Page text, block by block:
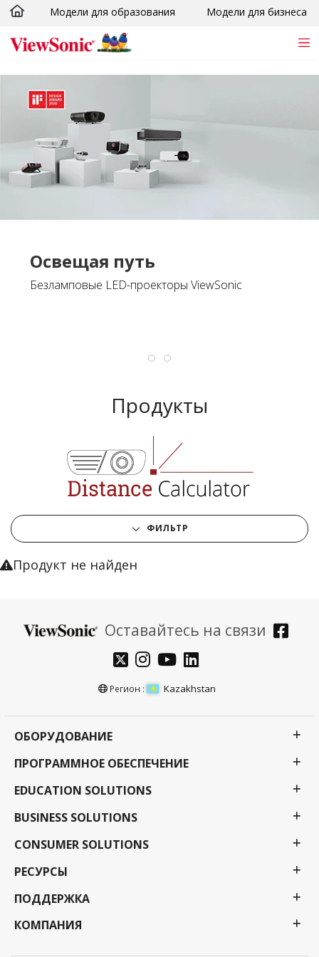
Skip to main content
Модели для образования Модели для бизнеса
Освещая путь
Безламповые LED-проекторы ViewSonic
Продукты
ФИЛЬТР
Продукт не найден
Оставайтесь на связи
Регион : Kazakhstan
ОБОРУДОВАНИЕ
ПРОГРАММНОЕ ОБЕСПЕЧЕНИЕ
EDUCATION SOLUTIONS
BUSINESS SOLUTIONS
CONSUMER SOLUTIONS
РЕСУРСЫ
ПОДДЕРЖКА
КОМПАНИЯ